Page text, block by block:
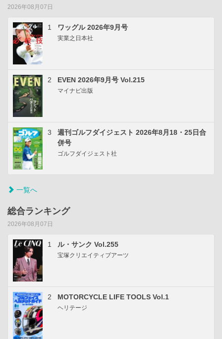
2026年08月07日
1 ワッグル 2026年9月号
実業之日本社
2 EVEN 2026年9月号 Vol.215
マイナビ出版
3
週刊ゴルフダイジェスト 2026年8月18・25日合
併号
ゴルフダイジェスト社
一覧へ
総合ランキング
2026年08月07日
1 ル・サンク Vol.255
宝塚クリエイティブアーツ
2 MOTORCYCLE LIFE TOOLS Vol.1
ヘリテージ